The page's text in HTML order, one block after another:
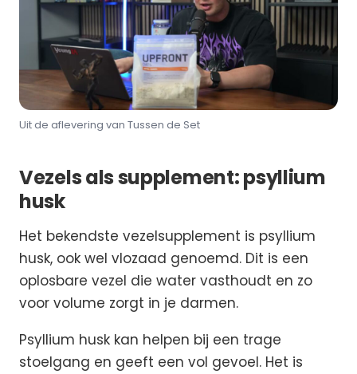
Uit de aflevering van Tussen de Set
Vezels als supplement: psyllium
husk
Het bekendste vezelsupplement is psyllium
husk, ook wel vlozaad genoemd. Dit is een
oplosbare vezel die water vasthoudt en zo
voor volume zorgt in je darmen.
Psyllium husk kan helpen bij een trage
stoelgang en geeft een vol gevoel. Het is